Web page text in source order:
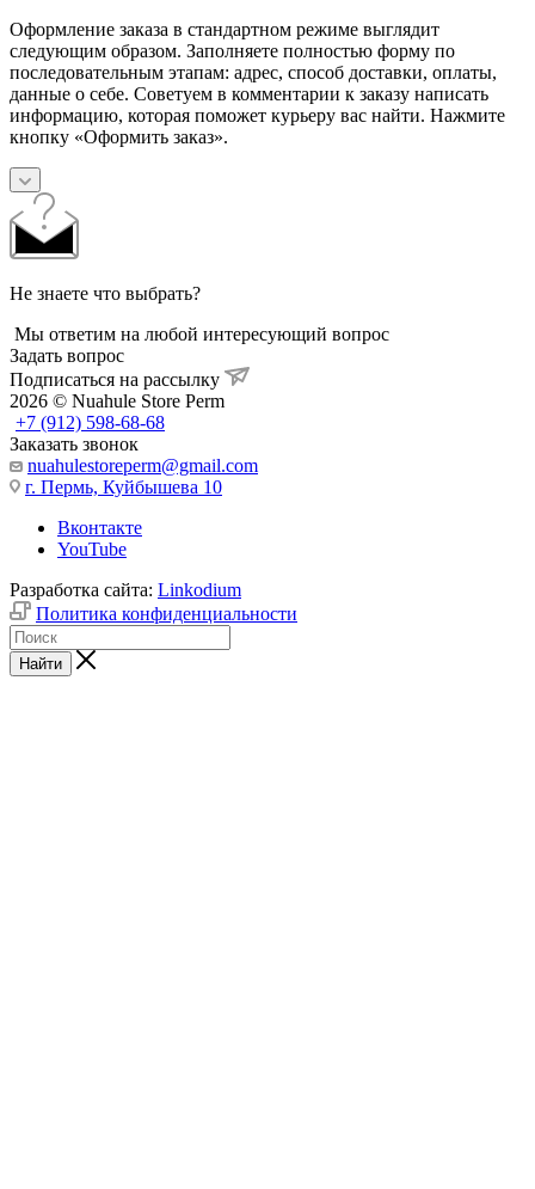
Оформление заказа в стандартном режиме выглядит
следующим образом. Заполняете полностью форму по
последовательным этапам: адрес, способ доставки, оплаты,
данные о себе. Советуем в комментарии к заказу написать
информацию, которая поможет курьеру вас найти. Нажмите
кнопку «Оформить заказ».
Не знаете что выбрать?
Мы ответим на любой интересующий вопрос
Задать вопрос
Подписаться на рассылку
2026 © Nuahule Store Perm
+7 (912) 598-68-68
Заказать звонок
nuahulestoreperm@gmail.com
г. Пермь, Куйбышева 10
Вконтакте
YouTube
Разработка сайта: Linkodium
Политика конфиденциальности
Найти